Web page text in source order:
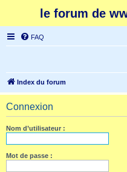
le forum de
FAQ
Index du forum
Connexion
Nom d’utilisateur :
Mot de passe :